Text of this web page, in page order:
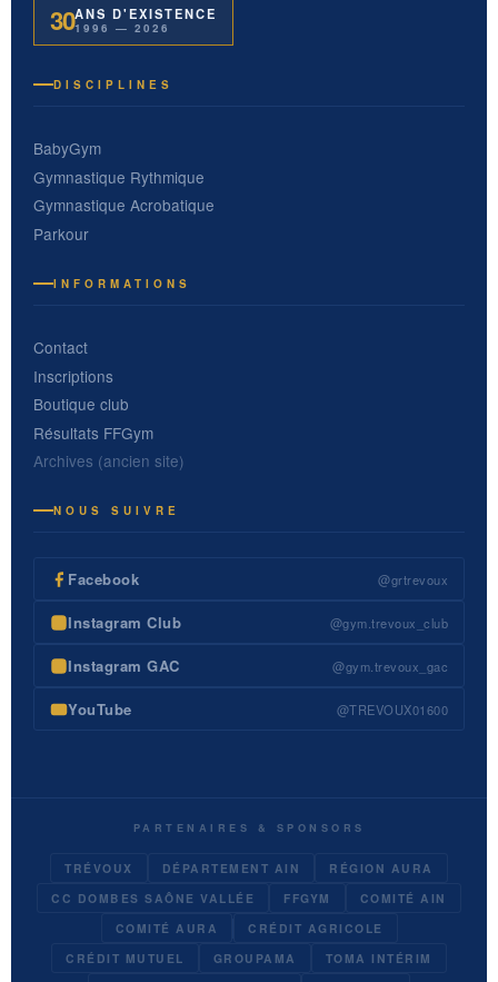
30ANS D'EXISTENCE
1996 — 2026
DISCIPLINES
BabyGym
Gymnastique Rythmique
Gymnastique Acrobatique
Parkour
INFORMATIONS
Contact
Inscriptions
Boutique club
Résultats FFGym
Archives (ancien site)
NOUS SUIVRE
Facebook @grtrevoux
Instagram Club @gym.trevoux_club
Instagram GAC @gym.trevoux_gac
YouTube @TREVOUX01600
PARTENAIRES & SPONSORS
TRÉVOUX DÉPARTEMENT AIN
RÉGION AURA
CC DOMBES SAÔNE VALLÉE
FFGYM
COMITÉ AIN
COMITÉ AURA
CRÉDIT AGRICOLE
CRÉDIT MUTUEL
GROUPAMA
TOMA INTÉRIM